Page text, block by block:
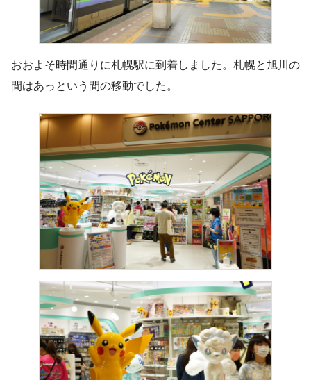
おおよそ時間通りに札幌駅に到着しました。札幌と旭川の
間はあっという間の移動でした。